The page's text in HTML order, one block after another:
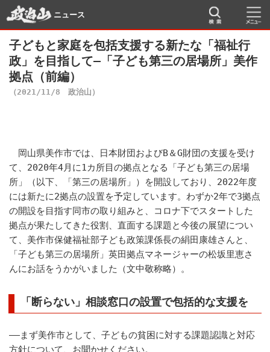
ニュース
子どもと家庭を包括支援する新たな「福祉行
政」を目指して―「子ども第三の居場所」美作
拠点（前編）
（2021/11/8 政治山）
岡山県美作市では、日本財団およびB＆G財団の支援を受け
て、2020年4月に1カ所目の拠点となる「子ども第三の居場
所」（以下、「第三の居場所」）を開設しており、2022年度
には新たに2拠点の設置を予定しています。わずか2年で3拠点
の開設を目指す同市の取り組みと、コロナ下でスタートした
拠点が果たしてきた役割、直面する課題と今後の展望につい
て、美作市保健福祉部子ども政策課係長の絹田康雄さんと、
「子ども第三の居場所」英田拠点マネージャーの松坂里恵さ
んにお話をうかがいました（文中敬称略）。
「断らない」相談窓口の設置で包括的な支援を
――まず美作市として、子どもの貧困に対する課題認識と対応
方針について、お聞かせください。